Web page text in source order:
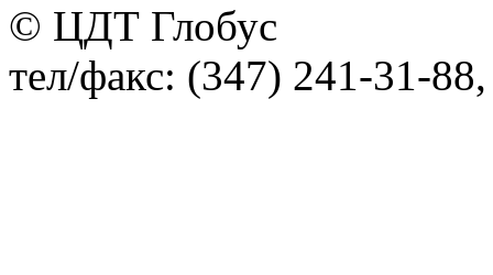
© ЦДТ Глобус
тел/факс: (347) 241-31-